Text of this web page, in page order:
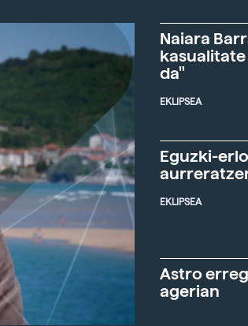
Naiara
da"
EKLIPSEA
Eguzki-
EKLIPSEA
Astro
agerian